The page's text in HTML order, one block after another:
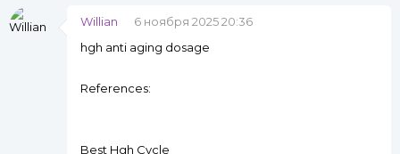
Willian
6 ноября 2025 20:36
hgh anti aging dosage
References:
Best Hgh Cycle